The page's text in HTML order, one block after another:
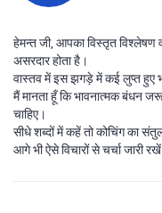
हेमन्त जी, आपका विस्तृत विश्लेषण
असरदार होता है।
वास्तव में इस झगड़े में कई लुप्त हुए
मैं मानता हूँ कि भावनात्मक बंधन
चाहिए।
सीधे शब्दों में कहें तो कोचिंग का
आगे भी ऐसे विचारों से चर्चा जारी